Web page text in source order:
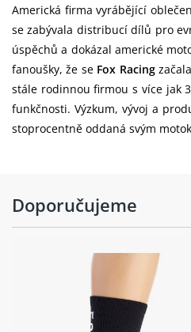
Americká firma vyrábějící
se zabývala distribucí dílů pro
úspěchů a dokázal americké
fanoušky, že se Fox Racing
stále rodinnou firmou s více jak
funkčnosti. Výzkum, vývoj a
stoprocentně oddaná svým
Doporučujeme